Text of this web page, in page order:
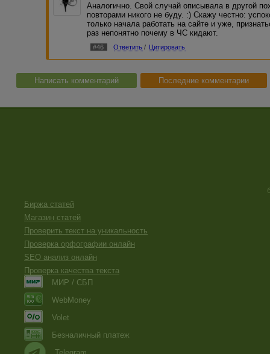
Аналогично. Свой случай описывала в другой
повторами никого не буду. :) Скажу честно:
только начала работать на сайте и уже,
раз непонятно почему в ЧС кидают.
#46 Ответить / Цитировать
Написать комментарий Последние комментарии
Биржа статей
Магазин статей
Проверить текст на уникальность
Проверка орфографии онлайн
SEO анализ онлайн
Проверка качества текста
МИР / СБП
WebMoney
Volet
Безналичный платеж